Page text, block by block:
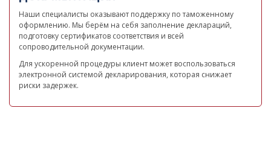
Наши специалисты оказывают поддержку по таможенному
оформлению. Мы берём на себя заполнение деклараций,
подготовку сертификатов соответствия и всей
сопроводительной документации.
Для ускоренной процедуры клиент может воспользоваться
электронной системой декларирования, которая снижает
риски задержек.